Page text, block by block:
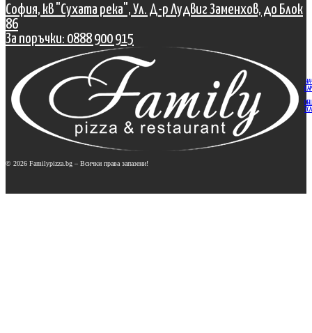
София, кв "Сухата река", Ул. Д-р Лудвиг Заменхов, до Блок
86
За поръчки: 0888 900 915
© 2026 Familypizza.bg – Всички права запазени!